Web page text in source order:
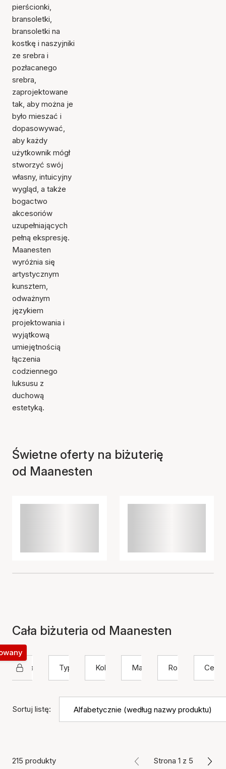
pierścionki,
bransoletki,
bransoletki na
kostkę i naszyjniki
ze srebra i
pozłacanego
srebra,
zaprojektowane
tak, aby można je
było mieszać i
dopasowywać,
aby każdy
użytkownik mógł
stworzyć swój
własny, intuicyjny
wygląd, a także
bogactwo
akcesoriów
uzupełniających
pełną ekspresję.
Maanesten
wyróżnia się
artystycznym
kunsztem,
odważnym
językiem
projektowania i
wyjątkową
umiejętnością
łączenia
codziennego
luksusu z
duchową
estetyką.
Świetne oferty na biżuterię
od Maanesten
Cała biżuteria od Maanesten
MaanestenTyp
Kolor Materiał Rozmiar Cena
Sortuj listę:
215 produkty Strona 1 z 5